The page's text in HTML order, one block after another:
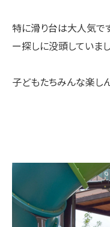
特に滑り台は大人気で
ー探しに没頭していまし
子どもたちみんな楽し